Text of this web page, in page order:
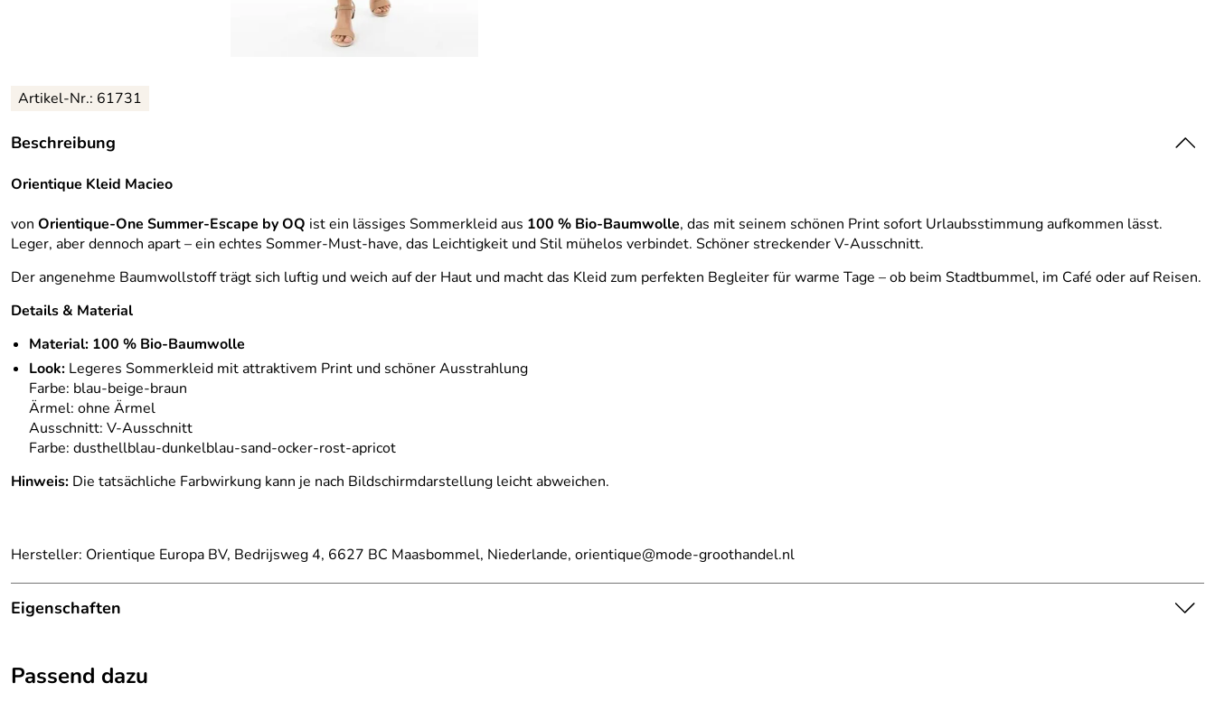
Artikel-Nr.: 61731
Beschreibung
Orientique Kleid Macieo
von Orientique-One Summer-Escape by OQ ist ein lässiges Sommerkleid aus 100 % Bio-Baumwolle, das mit seinem schönen Print sofort Urlaubsstimmung aufkommen lässt.
Leger, aber dennoch apart – ein echtes Sommer-Must-have, das Leichtigkeit und Stil mühelos verbindet. Schöner streckender V-Ausschnitt.
Der angenehme Baumwollstoff trägt sich luftig und weich auf der Haut und macht das Kleid zum perfekten Begleiter für warme Tage – ob beim Stadtbummel, im Café oder auf Reisen.
Details & Material
Material: 100 % Bio-Baumwolle
Look: Legeres Sommerkleid mit attraktivem Print und schöner Ausstrahlung
Farbe: blau-beige-braun
Ärmel: ohne Ärmel
Ausschnitt: V-Ausschnitt
Farbe: dusthellblau-dunkelblau-sand-ocker-rost-apricot
Hinweis: Die tatsächliche Farbwirkung kann je nach Bildschirmdarstellung leicht abweichen.
Hersteller: Orientique Europa BV, Bedrijsweg 4, 6627 BC Maasbommel, Niederlande, orientique@mode-groothandel.nl
Eigenschaften
Armlänge:
ärmellos
Passend dazu